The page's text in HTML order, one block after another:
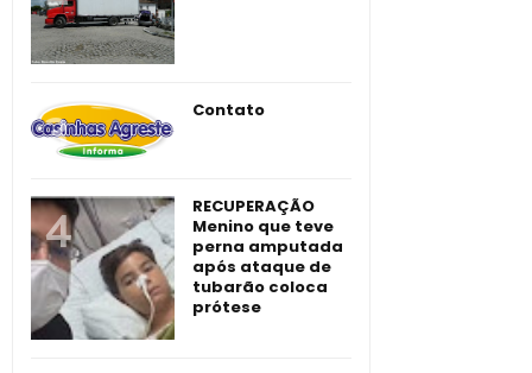
Contato
RECUPERAÇÃO
Menino que teve
perna amputada
após ataque de
tubarão coloca
prótese